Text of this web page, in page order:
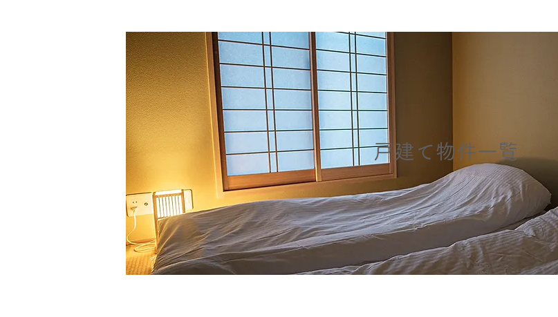
戸建て物件一覧